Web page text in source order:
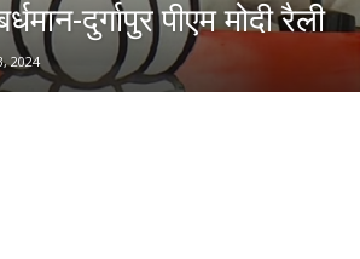
दुर्गापुर पीएम मोदी रैली
2024